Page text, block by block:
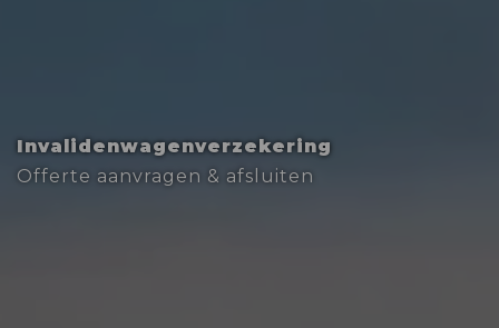
Invalidenwagenverzekering
Offerte aanvragen & afsluiten